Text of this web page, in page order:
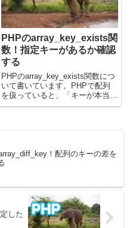
PHPのarray_key_exists関
数！指定キーがあるか確認
する
PHPのarray_key_exists関数につ
いて書いています。PHPで配列
を扱っていると、「キーが本当に
配列の中に存在するかな？」と確
！配列のキーの差を
した